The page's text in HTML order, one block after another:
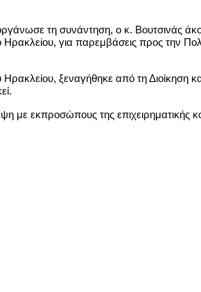
τη συνάντηση, ο κ. Βουτσινάς
για παρεμβάσεις προς την
ξεναγήθηκε από τη Διοίκηση
εκπροσώπους της επιχειρηματικής